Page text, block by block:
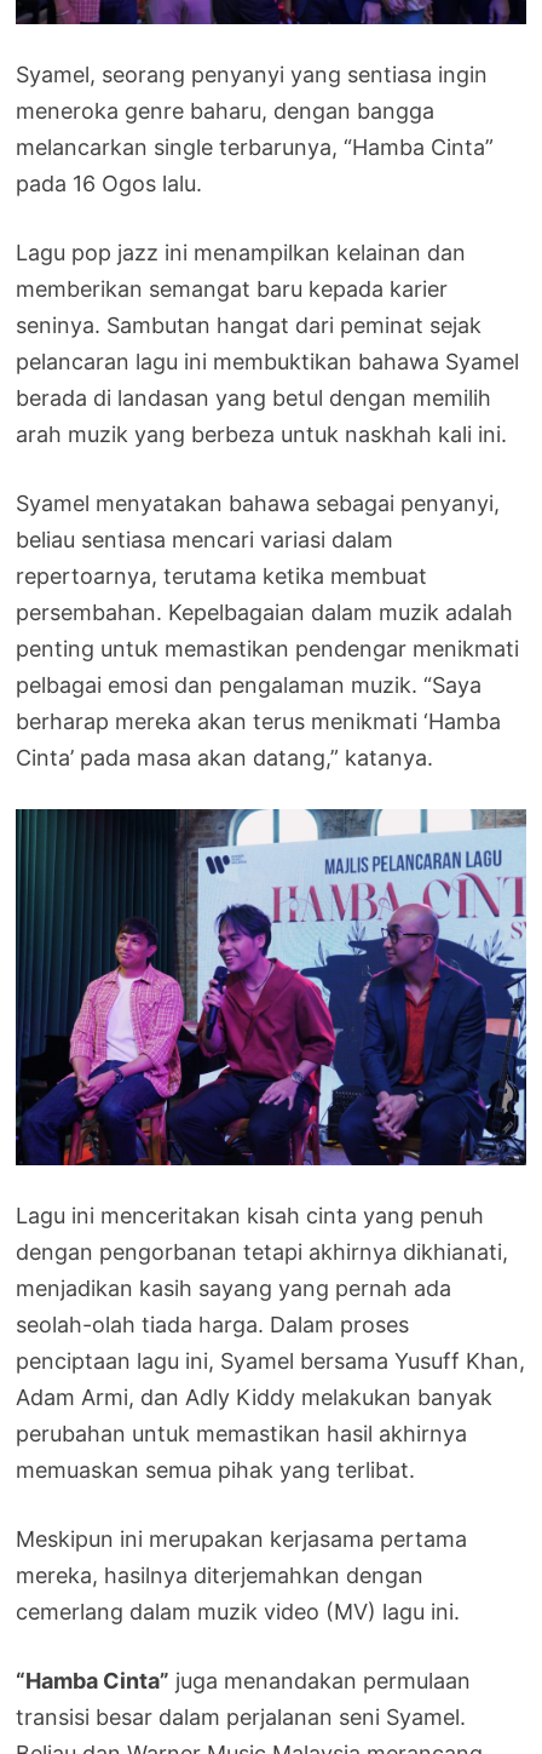
Syamel, seorang penyanyi yang sentiasa ingin
meneroka genre baharu, dengan bangga
melancarkan single terbarunya, “Hamba Cinta”
pada 16 Ogos lalu.
Lagu pop jazz ini menampilkan kelainan dan
memberikan semangat baru kepada karier
seninya. Sambutan hangat dari peminat sejak
pelancaran lagu ini membuktikan bahawa Syamel
berada di landasan yang betul dengan memilih
arah muzik yang berbeza untuk naskhah kali ini.
Syamel menyatakan bahawa sebagai penyanyi,
beliau sentiasa mencari variasi dalam
repertoarnya, terutama ketika membuat
persembahan. Kepelbagaian dalam muzik adalah
penting untuk memastikan pendengar menikmati
pelbagai emosi dan pengalaman muzik. “Saya
berharap mereka akan terus menikmati ‘Hamba
Cinta’ pada masa akan datang,” katanya.
Lagu ini menceritakan kisah cinta yang penuh
dengan pengorbanan tetapi akhirnya dikhianati,
menjadikan kasih sayang yang pernah ada
seolah-olah tiada harga. Dalam proses
penciptaan lagu ini, Syamel bersama Yusuff Khan,
Adam Armi, dan Adly Kiddy melakukan banyak
perubahan untuk memastikan hasil akhirnya
memuaskan semua pihak yang terlibat.
Meskipun ini merupakan kerjasama pertama
mereka, hasilnya diterjemahkan dengan
cemerlang dalam muzik video (MV) lagu ini.
“Hamba Cinta” juga menandakan permulaan
transisi besar dalam perjalanan seni Syamel.